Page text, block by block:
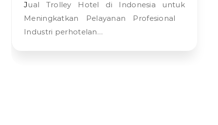
Jual Trolley Hotel di Indonesia untuk
Meningkatkan Pelayanan Profesional
Industri perhotelan…